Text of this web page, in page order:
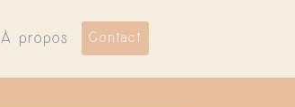
À propos Contact